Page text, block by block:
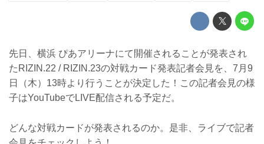
先日、横浜 ぴあアリーナにて開催されることが発表され
たRIZIN.22 / RIZIN.23の対戦カード発表記者会見を、7月9
日（木）13時より行うことが決定した！この記者会見の様
子はYouTubeでLIVE配信される予定だ。
どんな対戦カードが発表されるのか。是非、ライブで記者